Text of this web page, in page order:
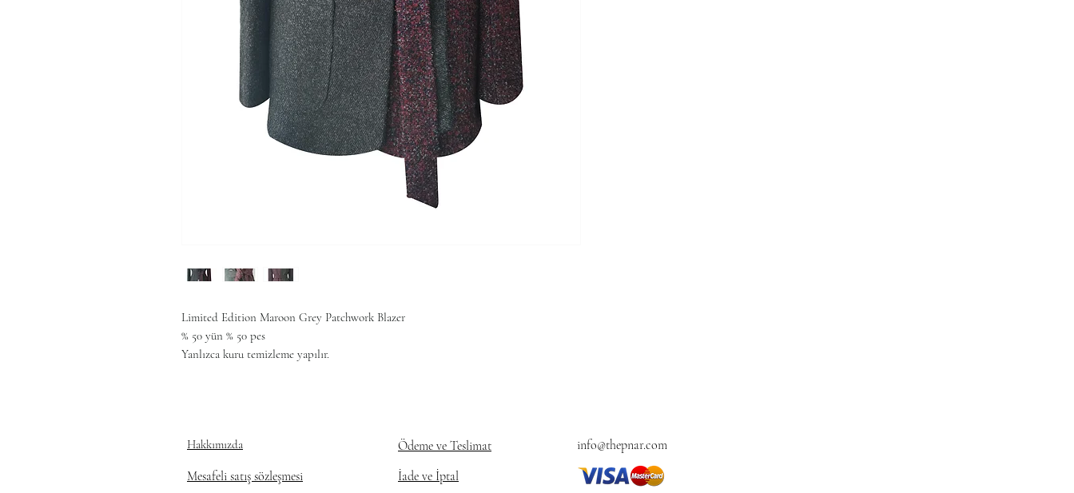
Limited Edition Maroon Grey Patchwork Blazer
% 50 yün % 50 pes
Yanlızca kuru temizleme yapılır.
Hakkımızda
Mesafeli satış sözleşmesi İade ve İptal
Ödeme ve Teslimat info@thepnar.com